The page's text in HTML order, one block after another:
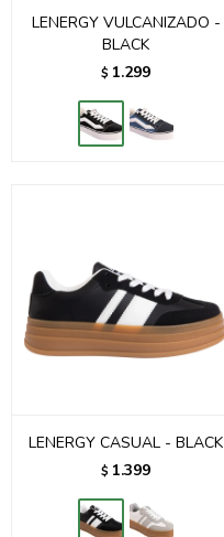
LENERGY VULCANIZADO -
BLACK
$ 1.299
LENERGY CASUAL - BLACK
$ 1.399